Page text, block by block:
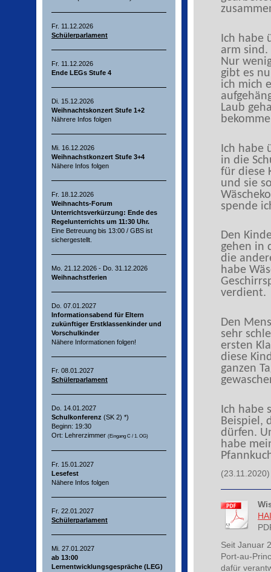
Fr. 11.12.2026
Schülerparlament
Fr. 11.12.2026
Ende LEGs Stufe 4
Di. 15.12.2026
Weihnachtskonzert Stufe 1+2
Nährere Infos folgen
Mi. 16.12.2026
Weihnachstkonzert Stufe 3+4
Nähere Infos folgen
Fr. 18.12.2026
Weihnachts-Forum
Unterrichtsverkürzung: Ende des
Regelunterrichts um 11:30 Uhr.
Eine Betreuung bis 13:00 / GBS ist
sichergestellt.
Mo. 21.12.2026 - Do. 31.12.2026
Weihnachstferien
Do. 07.01.2027
Informationsabend für Eltern
zukünftiger Erstklassenkinder und
Vorschulkinder
Nähere Informationen folgen!
Fr. 08.01.2027
Schülerparlament
Do. 14.01.2027
Schulkonferenz (SK 2) *)
Beginn: 19:30
Ort: Lehrerzimmer (Eingang C / 1. OG)
Fr. 15.01.2027
Lesefest
Nähere Infos folgen
Fr. 22.01.2027
Schülerparlament
Mi. 27.01.2027
ab 13:00
Lernentwicklungsgespräche (LEG)
Ich habe
arm sind.
Nur
gibt es
ich mich
Laub
Ich habe
in die
für diese
und sie
spende
Den
gehen in
die
habe
verdient.
Den
sehr
ersten
diese
ganzen
Ich habe
Beispiel,
dürfen.
habe
(23.11.2020)
Seit Januar
Port-au-
dafür